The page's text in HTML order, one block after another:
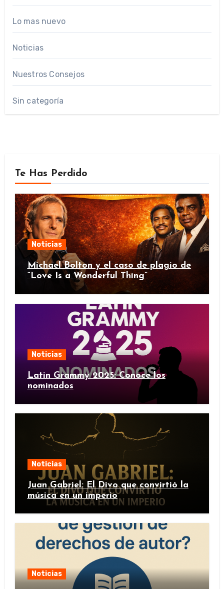
Lo mas nuevo
Noticias
Nuestros Consejos
Sin categoría
Te Has Perdido
Noticias
Michael Bolton y el caso de plagio de
“Love Is a Wonderful Thing”
Noticias
Latin Grammy 2025: Conoce los
nominados
Noticias
Juan Gabriel: El Divo que convirtió la
música en un imperio
Noticias